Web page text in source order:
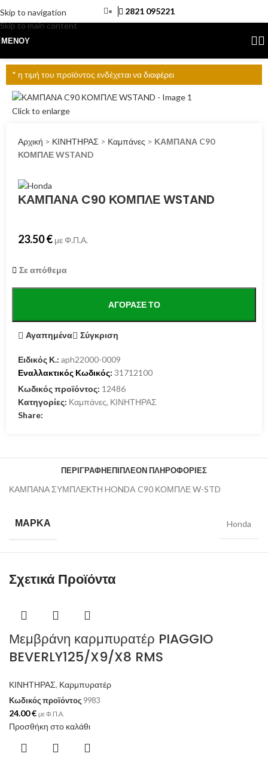
Skip to navigation
Skip to main content
2821 095221
ΜΕΝΟΎ
* η τιμή του προϊόντος ενδέχεται να διαφέρει
Click to enlarge
Αρχική > ΚΙΝΗΤΗΡΑΣ > Καμπάνες > ΚΑΜΠΑΝΑ C90
ΚΟΜΠΛΕ WSTAND
ΚΑΜΠΑΝΑ C90 ΚΟΜΠΛΕ WSTAND
23.50€ με Φ.Π.Α.
Σε απόθεμα
ΑΓΌΡΑΣΕ ΤΟ
Αγαπημένα Σύγκριση
Ειδικός Κ.: aph22000-0009
Εναλλακτικός Κωδικός: 31712100
Κωδικός προϊόντος: 12486
Κατηγορίες: Καμπάνες, ΚΙΝΗΤΗΡΑΣ
Share:
ΠΕΡΙΓΡΑΦΉΕΠΙΠΛΈΟΝ ΠΛΗΡΟΦΟΡΊΕΣ
ΚΑΜΠΑΝΑ ΣΥΜΠΛΕΚΤΗ HONDA C90 ΚΟΜΠΛΕ W-STD
ΜΆΡΚΑ Honda
Σχετικά Προϊόντα
Μεμβράνη καρμπυρατέρ PIAGGIO
BEVERLY125/X9/X8 RMS
ΚΙΝΗΤΗΡΑΣ, Καρμπυρατέρ
Κωδικός προϊόντος 9983
24.00€ με Φ.Π.Α.
Προσθήκη στο καλάθι